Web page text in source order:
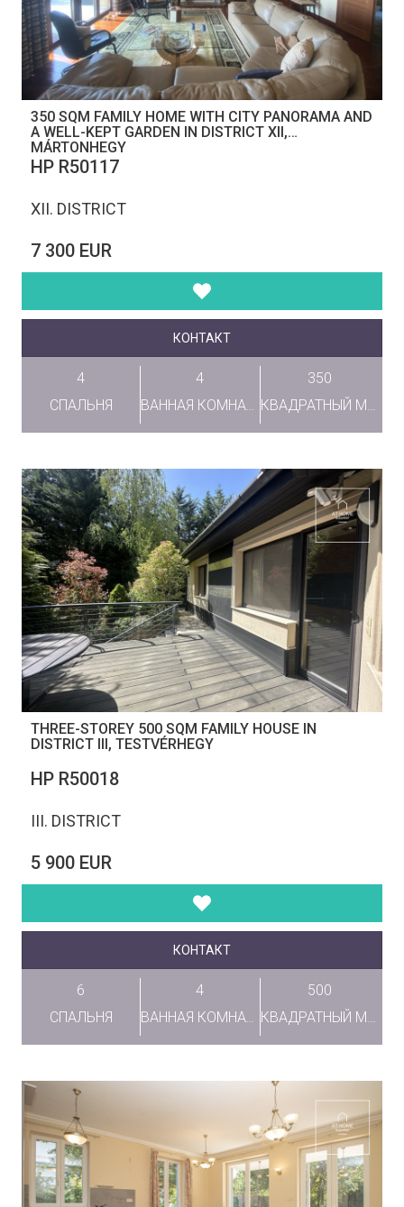
350 SQM FAMILY HOME WITH CITY PANORAMA AND
A WELL-KEPT GARDEN IN DISTRICT XII,
MÁRTONHEGY
НР R50117
XII. DISTRICT
7 300 EUR
КОНТАКТ
4
СПАЛЬНЯ
4
ВАННАЯ КОМНАТА
350
КВАДРАТНЫЙ МЕТР
THREE-STOREY 500 SQM FAMILY HOUSE IN
DISTRICT III, TESTVÉRHEGY
НР R50018
III. DISTRICT
5 900 EUR
КОНТАКТ
6
СПАЛЬНЯ
4
ВАННАЯ КОМНАТА
500
КВАДРАТНЫЙ МЕТР